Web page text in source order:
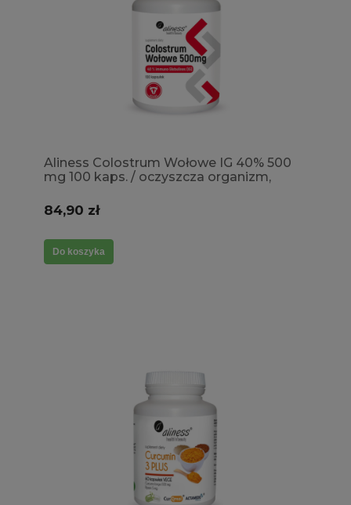
Aliness Colostrum Wołowe IG 40% 500
mg 100 kaps. / oczyszcza organizm,
84,90 zł
Do koszyka